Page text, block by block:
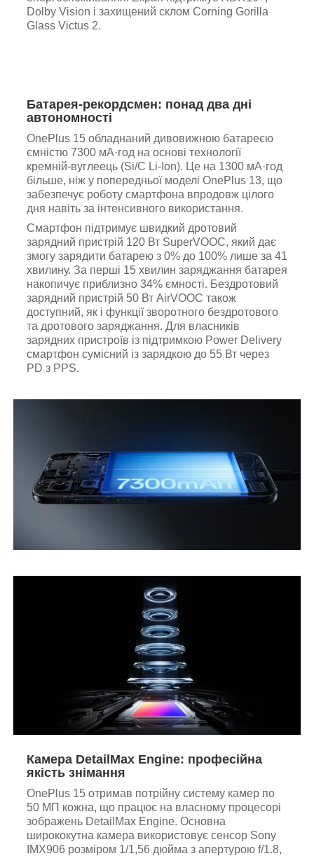
Dolby Vision і захищений склом Corning Gorilla
Glass Victus 2.
Батарея-рекордсмен: понад два дні
автономності
OnePlus 15 обладнаний дивовижною батареєю
ємністю 7300 мА·год на основі технології
кремній-вуглеець (Si/C Li-Ion). Це на 1300 мА·год
більше, ніж у попередньої моделі OnePlus 13, що
забезпечує роботу смартфона впродовж цілого
дня навіть за інтенсивного використання.
Смартфон підтримує швидкий дротовий
зарядний пристрій 120 Вт SuperVOOC, який дає
змогу зарядити батарею з 0% до 100% лише за 41
хвилину. За перші 15 хвилин заряджання батарея
накопичує приблизно 34% ємності. Бездротовий
зарядний пристрій 50 Вт AirVOOC також
доступний, як і функції зворотного бездротового
та дротового заряджання. Для власників
зарядних пристроїв із підтримкою Power Delivery
смартфон сумісний із зарядкою до 55 Вт через
PD з PPS.
Камера DetailMax Engine: професійна
якість знімання
OnePlus 15 отримав потрійну систему камер по
50 МП кожна, що працює на власному процесорі
зображень DetailMax Engine. Основна
ширококутна камера використовує сенсор Sony
IMX906 розміром 1/1,56 дюйма з апертурою f/1.8,